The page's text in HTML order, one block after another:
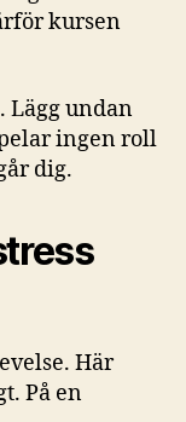
kursen
Lägg undan
ingen roll
dig.
Här
På en